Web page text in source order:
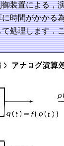
装置による，
時間がかかる
処理します．